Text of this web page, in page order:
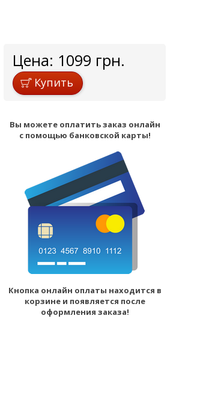
Цена: 1099 грн.
Купить
Вы можете оплатить заказ онлайн
с помощью банковской карты!
Кнопка онлайн оплаты находится в
корзине и появляется после
оформления заказа!